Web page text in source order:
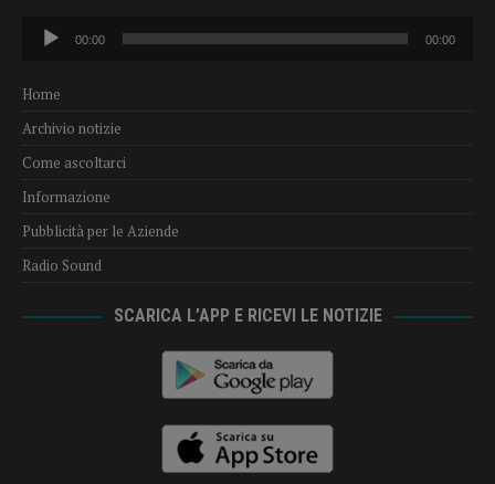
Audio
Player
00:00 00:00
Home
Archivio notizie
Come ascoltarci
Informazione
Pubblicità per le Aziende
Radio Sound
SCARICA L’APP E RICEVI LE NOTIZIE